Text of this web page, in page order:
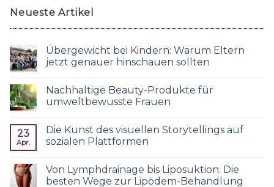
Neueste Artikel
Übergewicht bei Kindern: Warum Eltern
jetzt genauer hinschauen sollten
Nachhaltige Beauty-Produkte für
umweltbewusste Frauen
23
Apr.
Die Kunst des visuellen Storytellings auf
sozialen Plattformen
Von Lymphdrainage bis Liposuktion: Die
besten Wege zur Lipödem-Behandlung